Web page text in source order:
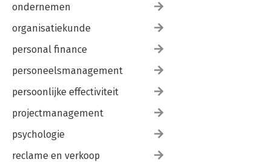
ondernemen
organisatiekunde
personal finance
personeelsmanagement
persoonlijke effectiviteit
projectmanagement
psychologie
reclame en verkoop